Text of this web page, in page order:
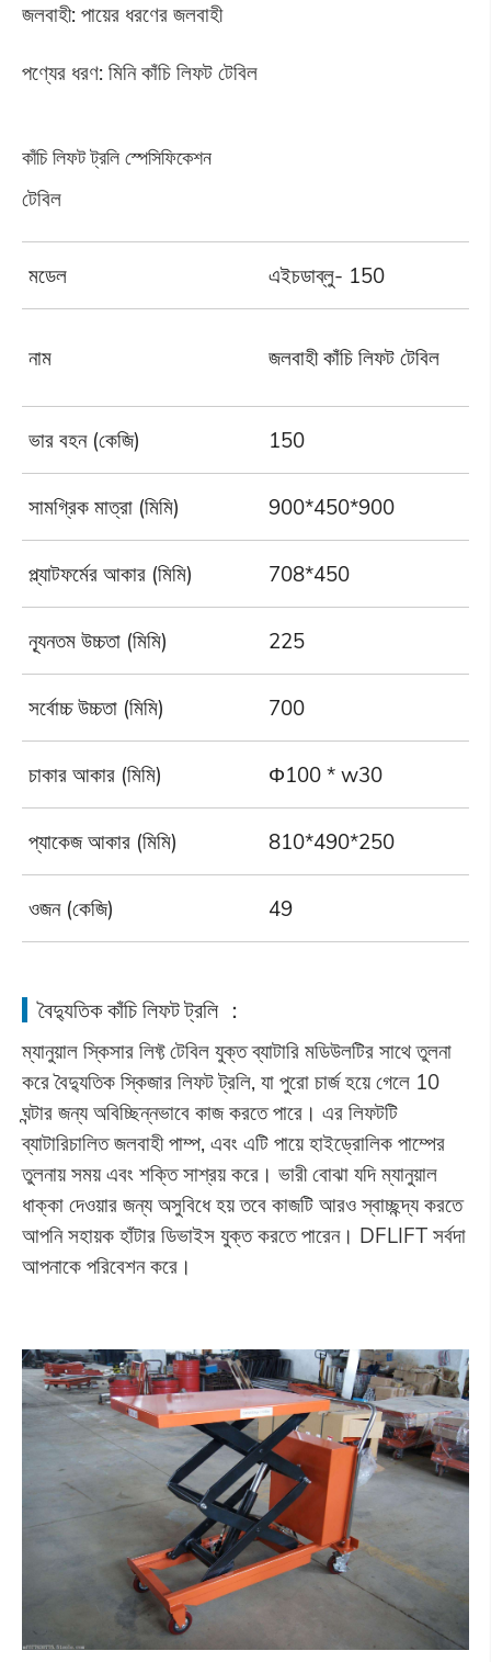
জলবাহী: পায়ের ধরণের জলবাহী
পণ্যের ধরণ: মিনি কাঁচি লিফট টেবিল
কাঁচি লিফট ট্রলি স্পেসিফিকেশন
টেবিল
মডেল এইচডাব্লু- 150
নাম জলবাহী কাঁচি লিফট টেবিল
ভার বহন (কেজি) 150
সামগ্রিক মাত্রা (মিমি) 900*450*900
প্ল্যাটফর্মের আকার (মিমি) 708*450
ন্যূনতম উচ্চতা (মিমি) 225
সর্বোচ্চ উচ্চতা (মিমি) 700
চাকার আকার (মিমি) Φ100 * w30
প্যাকেজ আকার (মিমি) 810*490*250
ওজন (কেজি) 49
বৈদ্যুতিক কাঁচি লিফট ট্রলি ：
ম্যানুয়াল স্কিসার লিফ্ট টেবিল যুক্ত ব্যাটারি মডিউলটির সাথে তুলনা
করে বৈদ্যুতিক স্কিজার লিফট ট্রলি, যা পুরো চার্জ হয়ে গেলে 10
ঘন্টার জন্য অবিচ্ছিন্নভাবে কাজ করতে পারে। এর লিফটটি
ব্যাটারিচালিত জলবাহী পাম্প, এবং এটি পায়ে হাইড্রোলিক পাম্পের
তুলনায় সময় এবং শক্তি সাশ্রয় করে। ভারী বোঝা যদি ম্যানুয়াল
ধাক্কা দেওয়ার জন্য অসুবিধে হয় তবে কাজটি আরও স্বাচ্ছন্দ্য করতে
আপনি সহায়ক হাঁটার ডিভাইস যুক্ত করতে পারেন। DFLIFT সর্বদা
আপনাকে পরিবেশন করে।